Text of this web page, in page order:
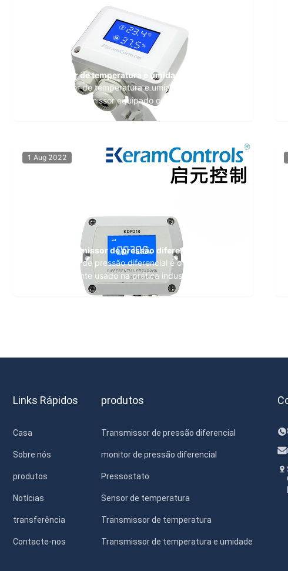
Transmissor de temperatura e umidade
O transmissor de temperatura e umidade é um
dispositivo transmissor equipado com elementos de
umidade e térmicos que pode ser usado para medir
tamanho pequeno e desempenho estável, os
transmissor...
1 Aug 2022
O que é transmissor de pressão diferencial
O transmissor de pressão diferencial é o transmissor
mais comumente usado na prática industrial, sendo
amplamente utilizado em diversos ambientes de
Links Rápidos
Casa
Sobre nós
produtos
Notícias
transferência
Contacte-nos
produtos
Transmissor de pressão diferencial
monitor de pressão diferencial
Pressostato
Sensor de temperatura
Transmissor de temperatura
Transmissor de temperatura e umidade